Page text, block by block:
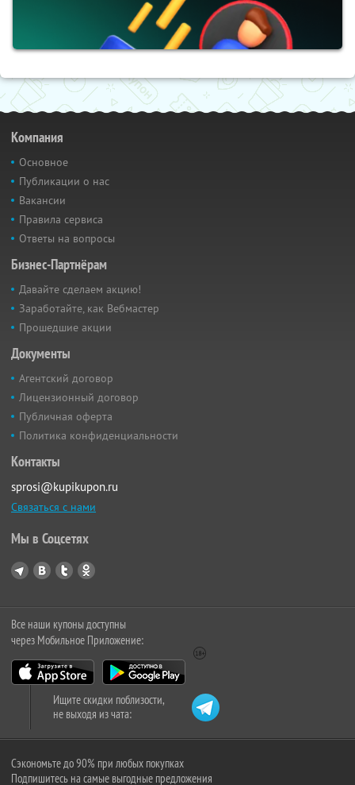
Компания
Основное
Публикации о нас
Вакансии
Правила сервиса
Ответы на вопросы
Бизнес-Партнёрам
Давайте сделаем акцию!
Заработайте, как Вебмастер
Прошедшие акции
Документы
Агентский договор
Лицензионный договор
Публичная оферта
Политика конфиденциальности
Контакты
sprosi@kupikupon.ru
Связаться с нами
Мы в Соцсетях
Все наши купоны доступны
через Мобильное Приложение:
Ищите скидки поблизости,
не выходя из чата:
Сэкономьте до 90% при любых покупках
Подпишитесь на самые выгодные предложения